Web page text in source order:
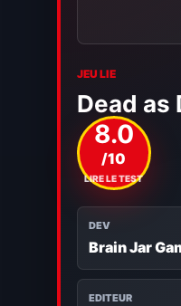
JEU LIE
Dead as
8.0
/10
LIRE LE TEST
DEV
Brain Jar
EDITEUR